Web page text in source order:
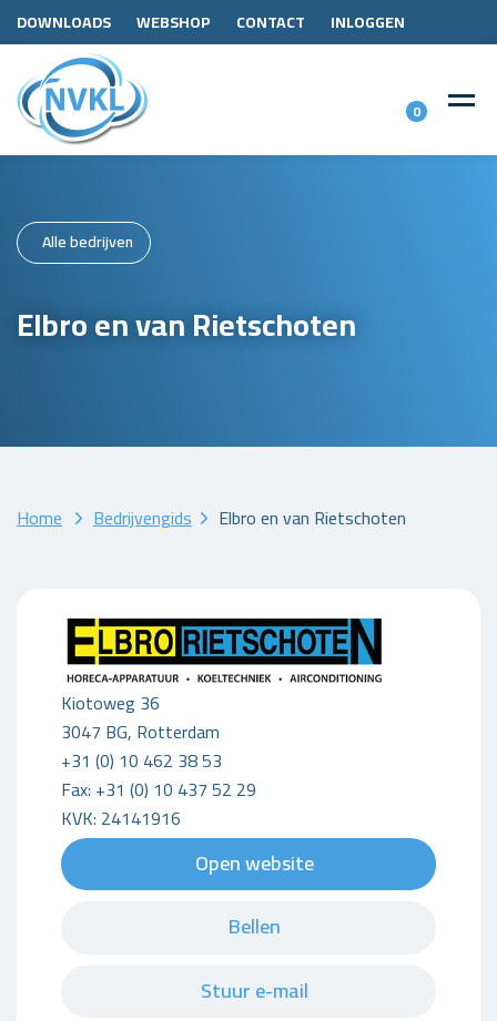
DOWNLOADS WEBSHOP CONTACT INLOGGEN
0
Alle bedrijven
Elbro en van Rietschoten
Home Bedrijvengids Elbro en van Rietschoten
Kiotoweg 36
3047 BG, Rotterdam
+31 (0) 10 462 38 53
Fax: +31 (0) 10 437 52 29
KVK: 24141916
Open website
Bellen
Stuur e-mail